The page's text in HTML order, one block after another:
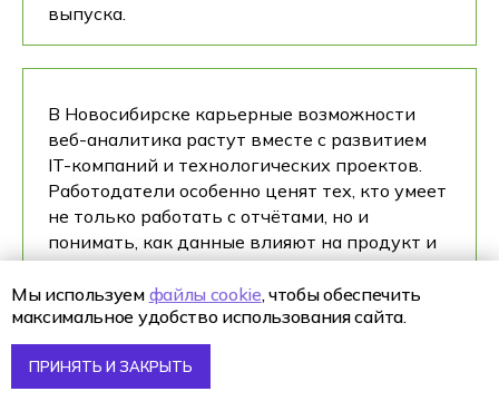
выпуска.
В Новосибирске карьерные возможности
веб-аналитика растут вместе с развитием
IT-компаний и технологических проектов.
Работодатели особенно ценят тех, кто умеет
не только работать с отчётами, но и
понимать, как данные влияют на продукт и
бизнес. Поэтому выпускники колледжей с
сильной практической базой быстрее
находят работу и растут внутри команд.
Мы используем файлы cookie, чтобы обеспечить
максимальное удобство использования сайта.
ПРИНЯТЬ И ЗАКРЫТЬ